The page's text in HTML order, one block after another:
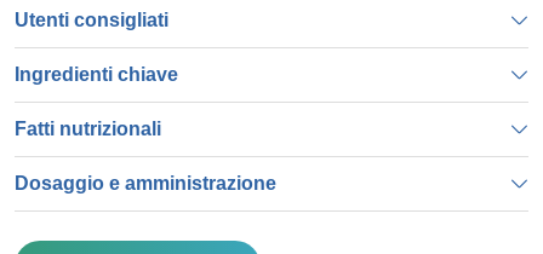
Utenti consigliati
Ingredienti chiave
Fatti nutrizionali
Dosaggio e amministrazione